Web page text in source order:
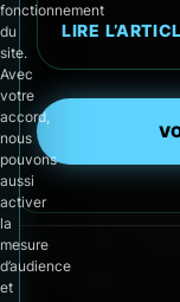
LIRE
fonctionnement
du
site.
Avec
votre
accord,
nous
pouvons
aussi
activer
la
mesure
d’audience
et